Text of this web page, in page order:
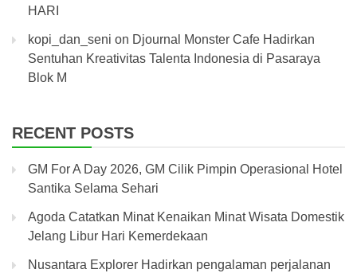
HARI
kopi_dan_seni on Djournal Monster Cafe Hadirkan
Sentuhan Kreativitas Talenta Indonesia di Pasaraya
Blok M
RECENT POSTS
GM For A Day 2026, GM Cilik Pimpin Operasional Hotel
Santika Selama Sehari
Agoda Catatkan Minat Kenaikan Minat Wisata Domestik
Jelang Libur Hari Kemerdekaan
Nusantara Explorer Hadirkan pengalaman perjalanan